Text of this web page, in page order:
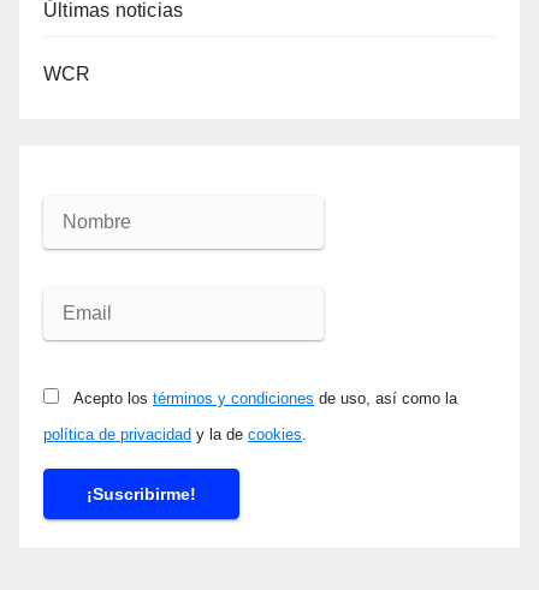
Últimas noticias
WCR
Acepto los términos y condiciones de uso, así como la
política de privacidad y la de cookies